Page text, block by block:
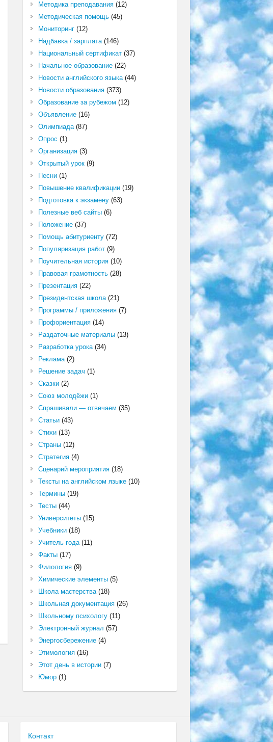
Методика преподавания(12)
Методическая помощь(45)
Мониторинг(12)
Надбавка / зарплата(146)
Национальный сертификат(37)
Начальное образование(22)
Новости английского языка(44)
Новости образования(373)
Образование за рубежом (12)
Объявление(16)
Олимпиада(87)
Опрос (1)
Организация(3)
Открытый урок(9)
Песни(1)
Повышение квалификации(19)
Подготовка к экзамену(63)
Полезные веб сайты(6)
Положение(37)
Помощь абитуриенту(72)
Популяризация работ(9)
Поучительная история(10)
Правовая грамотность(28)
Презентация(22)
Президентская школа(21)
Программы / приложения(7)
Профориентация(14)
Раздаточные материалы(13)
Разработка урока(34)
Реклама(2)
Решение задач (1)
Сказки(2)
Союз молодёжи(1)
Спрашивали — отвечаем (35)
Статьи(43)
Стихи(13)
Страны(12)
Стратегия(4)
Сценарий мероприятия(18)
Тексты на английском языке(10)
Термины(19)
Тесты(44)
Университеты(15)
Учебники(18)
Учитель года(11)
Факты(17)
Филология(9)
Химические элементы(5)
Школа мастерства(18)
Школьная документация(26)
Школьному психологу(11)
Электронный журнал (57)
Энергосбережение(4)
Этимология(16)
Этот день в истории(7)
Юмор(1)
Контакт